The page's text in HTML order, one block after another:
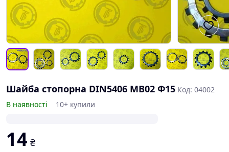
Шайба стопорна DIN5406 MB02 Ф15 Код: 04002
В наявності
10+ купили
14 ₴